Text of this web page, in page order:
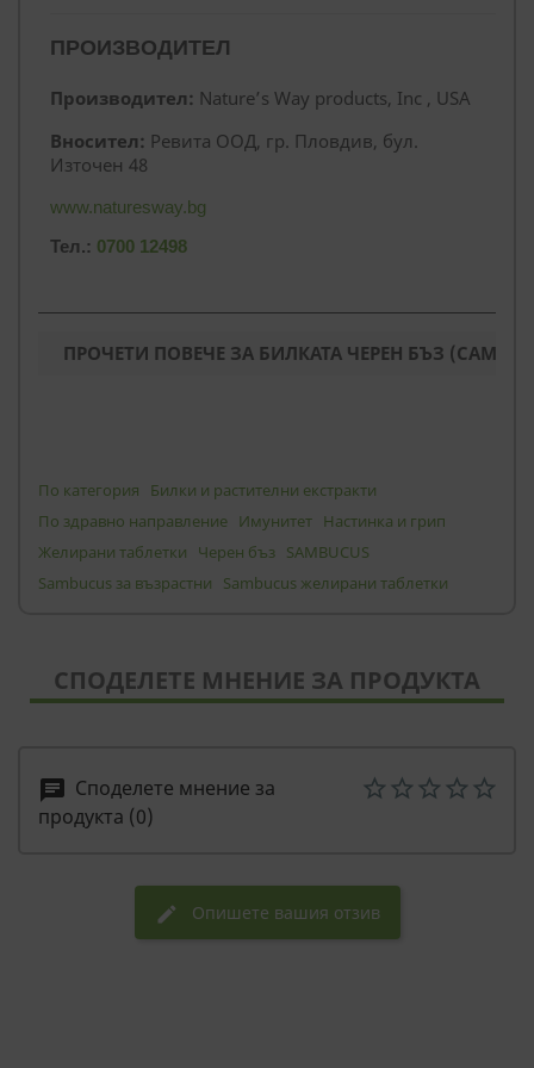
ПРОИЗВОДИТЕЛ
Производител: Nature’s Way products, Inc , USA
Вносител: Ревита ООД, гр. Пловдив, бул.
Източен 48
www.naturesway.bg
Тел.: 0700 12498
ПРОЧЕТИ ПОВЕЧЕ ЗА БИЛКАТА ЧЕРЕН БЪЗ
По категория
Билки и растителни екстракти
По здравно направление Имунитет Настинка и грип
Желирани таблетки
Черен бъз SAMBUCUS
Sambucus за възрастни
Sambucus желирани таблетки
СПОДЕЛЕТЕ МНЕНИЕ ЗА ПРОДУКТА
chat Споделете мнение за
продукта (0)
edit Опишете вашия отзив